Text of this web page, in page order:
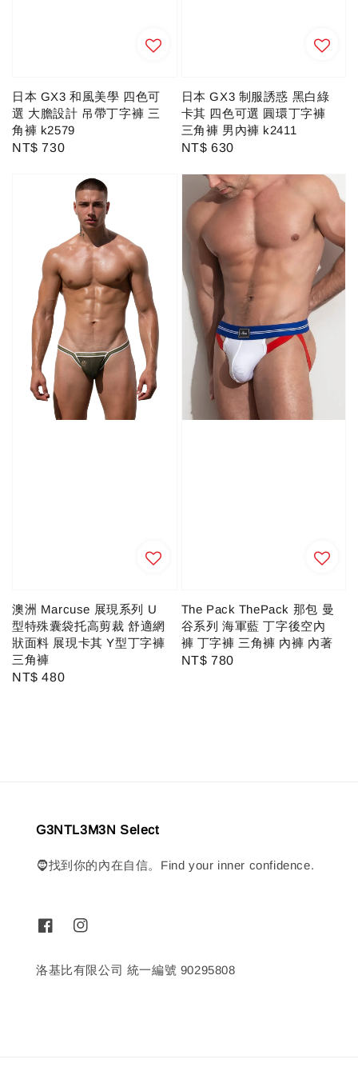
日本 GX3 和風美學 四色可
選 大膽設計 吊帶丁字褲 三
角褲 k2579
Regular
NT$ 730
日本 GX3 制服誘惑 黑白綠
卡其 四色可選 圓環丁字褲
三角褲 男內褲 k2411
Regular
NT$ 630
澳洲 Marcuse 展現系列 U
型特殊囊袋托高剪裁 舒適網
狀面料 展現卡其 Y型丁字褲
三角褲
Regular
NT$ 480
The Pack ThePack 那包 曼
谷系列 海軍藍 丁字後空內
褲 丁字褲 三角褲 內褲 內著
Regular
NT$ 780
G3NTL3M3N Select
🧔找到你的內在自信。Find your inner confidence.
洛基比有限公司 統一編號 90295808